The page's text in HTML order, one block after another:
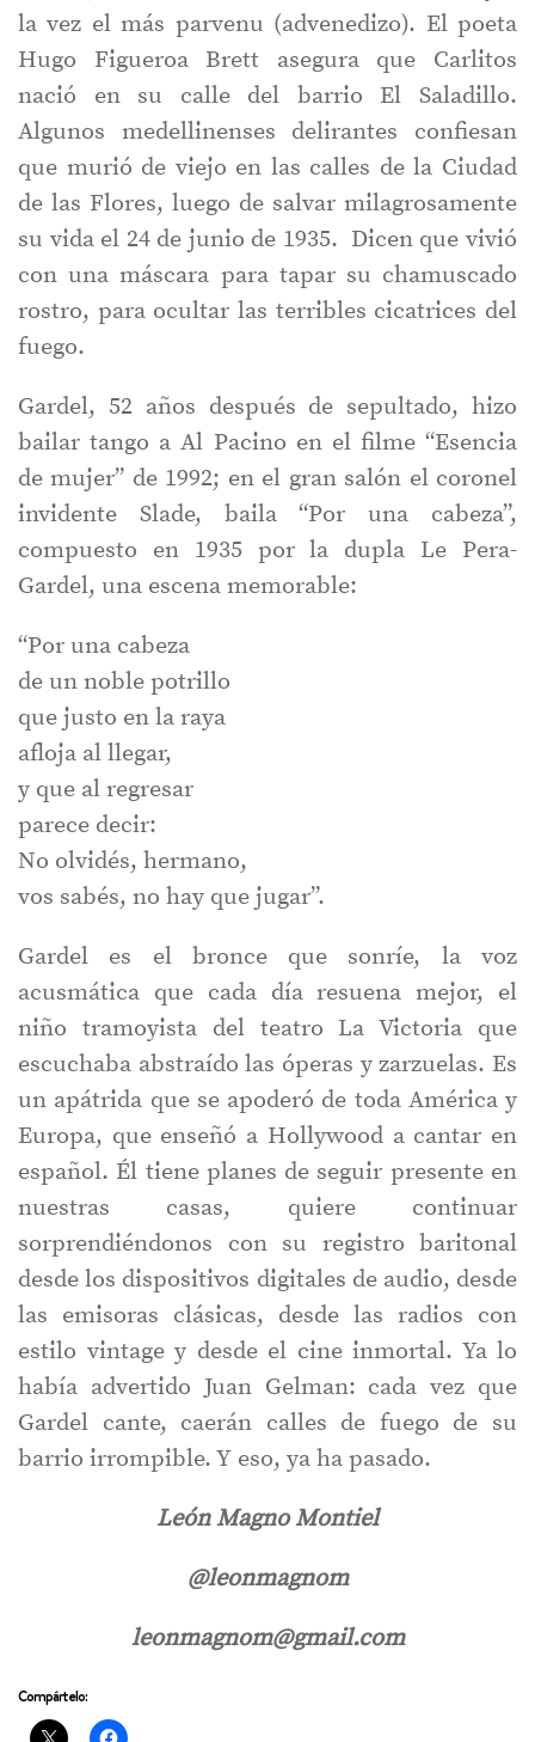
la vez el más parvenu (advenedizo). El poeta
Hugo Figueroa Brett asegura que Carlitos
nació en su calle del barrio El Saladillo.
Algunos medellinenses delirantes confiesan
que murió de viejo en las calles de la Ciudad
de las Flores, luego de salvar milagrosamente
su vida el 24 de junio de 1935. Dicen que vivió
con una máscara para tapar su chamuscado
rostro, para ocultar las terribles cicatrices del
fuego.
Gardel, 52 años después de sepultado, hizo
bailar tango a Al Pacino en el filme “Esencia
de mujer” de 1992; en el gran salón el coronel
invidente Slade, baila “Por una cabeza”,
compuesto en 1935 por la dupla Le Pera-
Gardel, una escena memorable:
“Por una cabeza
de un noble potrillo
que justo en la raya
afloja al llegar,
y que al regresar
parece decir:
No olvidés, hermano,
vos sabés, no hay que jugar”.
Gardel es el bronce que sonríe, la voz
acusmática que cada día resuena mejor, el
niño tramoyista del teatro La Victoria que
escuchaba abstraído las óperas y zarzuelas. Es
un apátrida que se apoderó de toda América y
Europa, que enseñó a Hollywood a cantar en
español. Él tiene planes de seguir presente en
nuestras casas, quiere continuar
sorprendiéndonos con su registro baritonal
desde los dispositivos digitales de audio, desde
las emisoras clásicas, desde las radios con
estilo vintage y desde el cine inmortal. Ya lo
había advertido Juan Gelman: cada vez que
Gardel cante, caerán calles de fuego de su
barrio irrompible. Y eso, ya ha pasado.
León Magno Montiel
@leonmagnom
leonmagnom@gmail.com
Compártelo: